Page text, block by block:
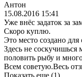
Антон
15.08.2016 15:41
Уже внёс задаток за
Скоро куплю.
Это место создано
Здесь не соскучишься
половить рыбу и
Всем советую.Весь